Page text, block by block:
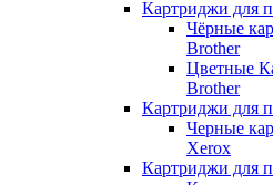
Картриджи для
Чёрные
Brother
Цветные
Brother
Картриджи для
Черные
Xerox
Картриджи для